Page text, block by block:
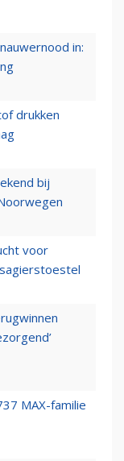
in:
drukken
bij
voor
MAX-familie